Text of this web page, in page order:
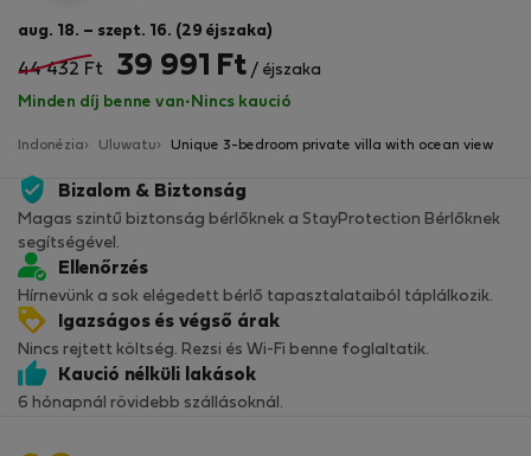
aug. 18. – szept. 16. (29 éjszaka)
44 432 Ft 39 991 Ft / éjszaka
Minden díj benne van· Nincs kaució
Indonézia Uluwatu Unique 3-bedroom private villa with ocean view
Bizalom & Biztonság
Magas szintű biztonság bérlőknek a StayProtection Bérlőknek
segítségével.
Ellenőrzés
Hírnevünk a sok elégedett bérlő tapasztalataiból táplálkozik.
Igazságos és végső árak
Nincs rejtett költség. Rezsi és Wi-Fi benne foglaltatik.
Kaució nélküli lakások
6 hónapnál rövidebb szállásoknál.